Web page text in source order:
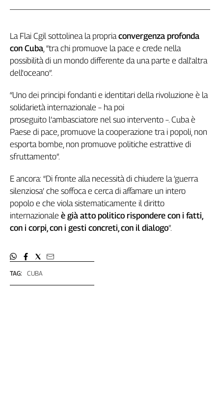
Abruzzo-
Adige
Basilicata
Calabria
Campania
Emilia-
Romagna
Venezia
Giulia
Liguria
Lombardia
Marche
Piemonte
Sicilia
Toscana
TAG: CUBA
La Flai Cgil sottolinea la propriaconvergenza profonda
con Cuba, “tra chi promuove la pace e crede nella
possibilità di un mondo differente da una parte e dall'altra
dell'oceano”.
“Uno dei principi fondanti e identitari della rivoluzione è la
solidarietà internazionale – ha poi
proseguito l’ambasciatore nel suo intervento –. Cuba è
Paese di pace, promuove la cooperazione tra i popoli, non
esporta bombe, non promuove politiche estrattive di
sfruttamento”.
E ancora: “Di fronte alla necessità di chiudere la ‘guerra
silenziosa’ che soffoca e cerca di affamare un intero
popolo e che viola sistematicamente il diritto
internazionale è già atto politico rispondere con i fatti,
con i corpi, con i gesti concreti, con il dialogo”.